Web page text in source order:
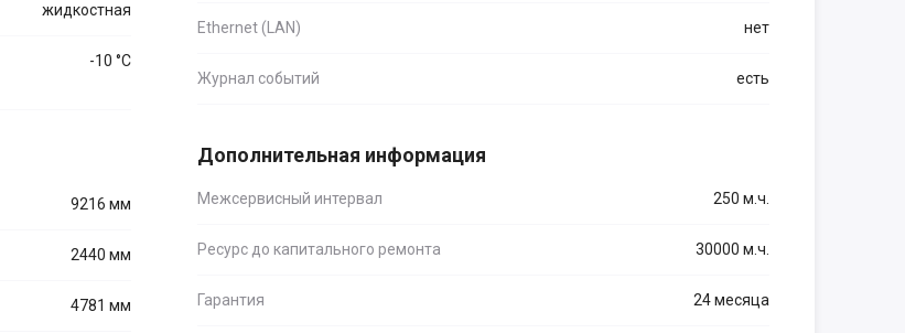
Ethernet (LAN) нет
Журнал событий есть
жидкостная
-10 °С
Дополнительная информация
Межсервисный интервал 250 м.ч.
Ресурс до капитального ремонта 30000 м.ч.
Гарантия 24 месяца
9216 мм
2440 мм
4781 мм